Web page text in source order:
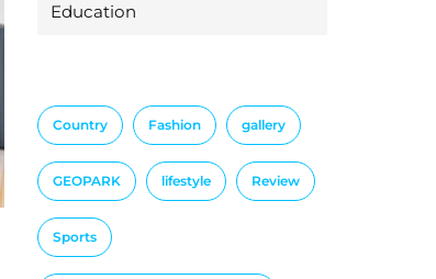
Education
Country Fashion gallery
GEOPARK lifestyle Review
Sports